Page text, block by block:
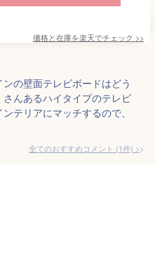
価格と在庫を楽天でチェック >>
の壁面テレビボードはどう
んあるハイタイプのテレビ
テリアにマッチするので、
全てのおすすめコメント (1件) >